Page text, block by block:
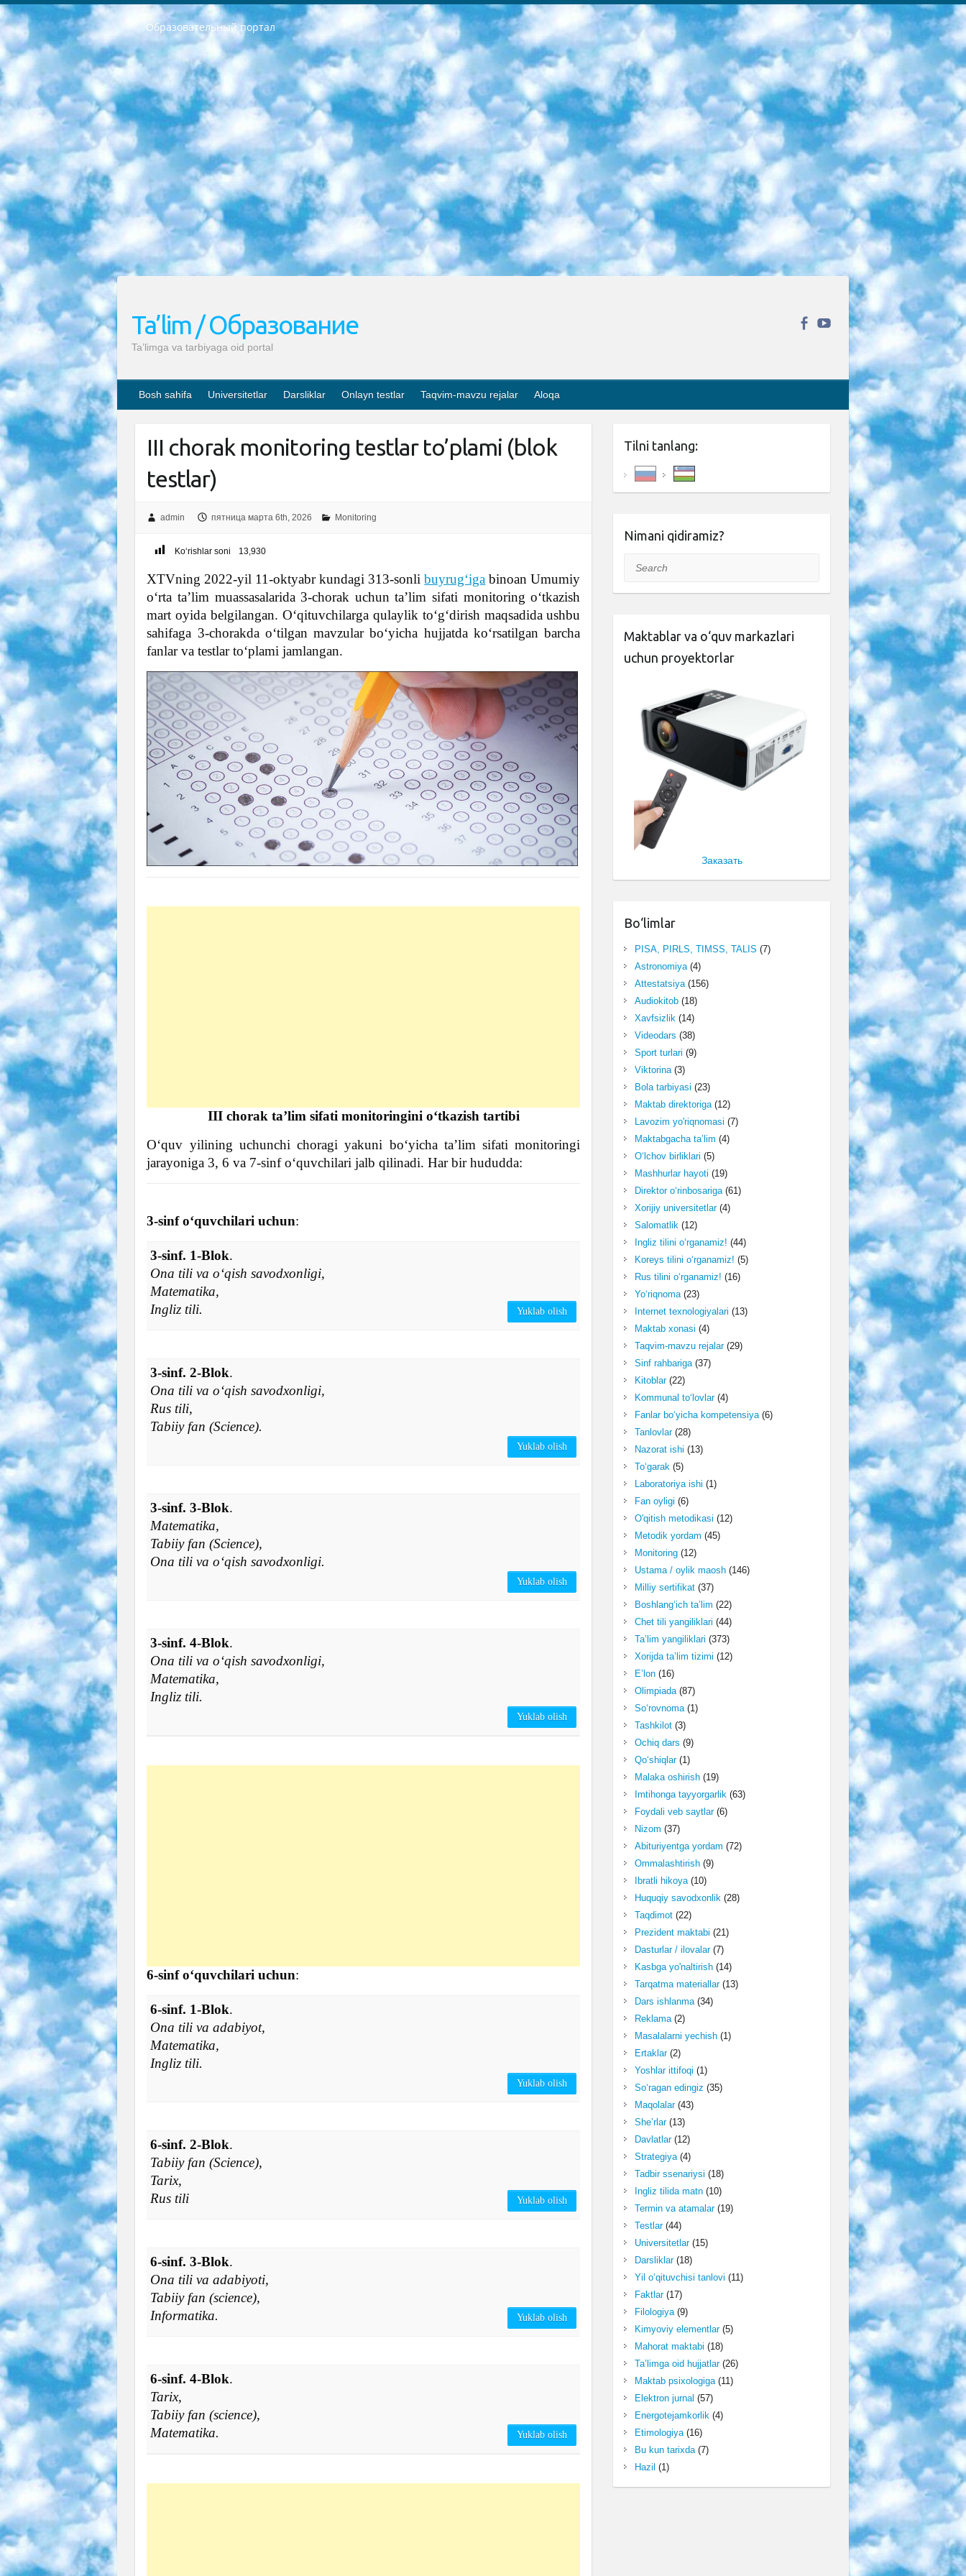
Образовательный портал
РЕСПУБЛИКА УЗБЕКИСТАН МИНИСТРЕРСТВО ДОШКОЛЬНОГО И ШКОЛЬНОГО ОБРАЗОВАНИЯ КОМАНДА в общеобразовательных учреждениях в 2023-2024 учебном году организация и проведение итоговой государственной аттестации обучающихся о Министра дошкольного и школьного образования Республики Узбекистан от 4 марта 2008 года (постановлением Минюста от 20 марта 2008 года № 1778 государственной регистрации) «Итоговое состояние учащихся общего среднего образования на основании положения об утверждении положения об аттестации общего среднего образования выпускной экзамен студентов в образовательных учреждениях в 2023-2024 учебном году В целях организации и прохождения аттестации приказываю: 1. Следующее: перечень предметов, по которым будет проводиться итоговая государственная аттестация и экзамен формы перевода согласно приложению 1; сертификаты международного образца, оценивающие уровень владения иностранными языками перечень согласно приложению 2; 2. Педагогический при специализированных образовательных учреждениях. научно-практический центр квалификации и международной оценки (Д.Давидова) 2024 г. До 25 марта: задания по предметам, по которым будет проводиться итоговая аттестация разработка и утверждение технических условий; итоговая аттестация на основании разработанного предметного задания разработка вопросов по предметам (устно и письменно), экзамен передача; общеобразовательные средние школы и специальные учебные заведения учащиеся выпускных классов школ и интернатов в агентской системе подготовка базы данных экзаменационных материалов и критериев оценки; перевод базы экзаменационных материалов на все языки обучения подать в Республиканский образовательный центр для изготовления; варианты экзаменов на основе разработанных контрольных материалов пусть будут поставлены задачи формирования. 3. Республиканский образовательный центр (Ш.Худайкулов) до 5 апреля 2024 года. до: база данных предоставленных экзаменационных материалов на все языки обучения перевод и экспертиза; для слепых, слабовидящих, глухих, слабослышащих и умственно отсталых детей учащиеся выпускных классов специализированных школ и школ-интернатов база данных экзаменационных материалов на всех преподаваемых языках подготовка критериев оценки; специализированные школы для умственно отсталых детей и технологии для учащихся выпускных классов школ-интернатов разработка соответствующих рекомендаций и критериев проведения ЕГЭ по естествознанию давать задания. 4. Педагогический при специализированных образовательных учреждениях. Научно-практический центр навыков и международной оценки (Д.Давидова), Республика образовательный центр (Худайкулов Ш.) итоговый государственный аттестационный экзамен ориентирован на творческое и логическое мышление при подготовке базы материалов учитывать введение заданий. 5. Следует отметить, что: сертификат государственного образца о знании общеобразовательного предмета и как минимум национальный уровень B1 по предметам на иностранных языках, указанным в Приложении 2. или международно признанный сертификат эквивалентного уровня студенты, изучающие определенный предмет, освобождаются от экзамена; по соответствующим предметам запланирована итоговая государственная аттестация за день до дня, путем жеребьевки Рабочей группой (в письменной форме по предметам, проводимым в форме) из числа сформированных вариантов выбрано 2 варианта; 2 выбранных варианта экзамена анонсированы на официальном сайте министерства и все выпускники по всей стране на основе этих вариантов проводит итоговую государственную аттестацию. 6. Государственное образование учащихся средних общеобразовательных учреждений. знания в соответствии с квалификационными требованиями, которые необходимо приобрести на основании стандартов итоговый (выпускной) контроль для 9 и 11 классов в целях тестирования Экзамены (далее – экзамены) состоят из предметов, перечисленных в приложении 1. будет сделано. 7. Экзамены пройдут с 26 мая по 15 июня 2024 г. (кроме науки физического воспитания). 8. Физическая для учащихся 9 классов общесредних образовательных учреждений. Экзамены по предмету «Образование, квалификация медицина» 1-6 мая 2024 года. сотрудники перевести под присмотр (с отклонениями в физическом или умственном развитии) специализированная школа для детей, школы-интернаты и со сколиозом школы-интернаты санаторного типа для больных детей исключены). 9. Он был слепым, слабовидящим и имел нарушения опорно-двигательного аппарата. экзамены в специализированных школах и интернатах для детей должны проводиться исходя из требований, предъявляемых к общеобразовательным учреждениям (физкультура кроме науки). 10. Специализированная школа для глухих и слабослышащих детей. и экзамены в интернатах и быть реализован в виде письменного теста по математике. 11. Специальность для умственно отсталых детей. Для 9 класса Родной язык и литературное письмо Государственный язык (язык обучения – узбекский). для неклассов) написано Математическое письмо Письменная/устная история Узбекистана Физическое воспитание практично Итоговый контроль Для 11 класса Написание родного языка и литературы (эссе) Математическое письмо Узбекский язык (обучение на узбекском языке) не посещающее общее среднее образование для учреждений)/Образовательное учреждение выбор письменный и устный Иностранный язык письменный/устный Письменная/устная история Узбекистана *По выбору студента:  Химия  Физика  Основы государственного права  География 10 бесплатных образовательных ресурсов - Мы составили подборку онлайн-проектов с интерактивными упражнениями, видеолекциями и статьями. Они помогут вам обрести новые и освежить старые знания бесплатно. 1. «ИНТУИТ» Старейшая образовательная площадка Рунета. Здесь вы найдёте сотни текстовых и видеокурсов на десятки различных тем — от программирования до психологии. Многие курсы подготовлены российскими университетами и крупными международными компаниями вроде Intel и Microsoft. Самостоятельное обучение бесплатное, но желающие могут оплатить услуги персональных наставников. 2. «Смартия» знакомит с актуальными профессиями и подсказывает, как им обучаться. Выбрав заинтересовавшую вас специальность — SMM-специалист, фотограф, веб-дизайнер или другую, — увидите список необходимых для неё умений. Чтобы вы могли освоить их самостоятельно, для каждого умения площадка отображает подборку ссылок на учебные материалы. Хотя «Смартия» ориентируется на русскоязычную аудиторию, часть контента всё же доступна только на английском. 3. «Лекторий Физтеха» Проект Московского физико-технического института (Физтеха). С его помощью вы можете смотреть онлайн серии лекций, записанные на видео в этом вузе. В числе доступных предметов — физика, биология, химия, информационные технологии и другие. К некоторым лекциям администрация ресурса прилагает готовые конспекты, которые можно скачивать в PDF-формате. 4. ITMOcourses Онлайн-площадка Санкт-Петербургского национального исследовательского университета информационных технологий, механики и оптики (ИТМО). Ресурс предоставляет свободный доступ к курсам, разработанным в этом вузе. Каталог материалов разбит на четыре категории: «Оптические системы и технологии», «Приборостроение и робототехника», «Информационные технологии» и «Биотехнологии». Курсы состоят из видеолекций, интерактивных демонстраций и заданий. 5. «КиберЛенинка» Электронная научная библиотека открытого доступа. Каталог площадки регулярно обрастает текстами статей из различных научных изданий. Сгруппированные по журналам и рубрикам публикации можно читать онлайн или скачивать целиком в PDF-формате. Проект нацелен на популяризацию науки за счёт открытого доступа к качественной информации. 6. «ПостНаука» На этом ресурсе публикуют подборки видеолекций, составленные экспертами из разных отраслей и объединённые общими темами. Среди них, к примеру, есть серии «Биоинформатика и геномика», «Культура средневековой Скандинавии» и Cinema Studies о теории кино. Каждая подборка лекций — логически связанная история, рассказанная экспертом от первого лица. Кроме того, на сайте появляются научно-образовательные статьи и тесты на разные темы. 7. «Newочём» Команда проекта «Newочём» отбирает самые интересные тексты из англоязычных СМИ и переводит те из них, за которые голосуют участники сообщества «ВКонтакте». По большей части это научно-популярные статьи. Редакторы придумывают лишь заголовки, в остальном содержание переводов соответствует оригиналам. Полные тексты можно читать прямо в социальной сети. 8. InternetUrok Онлайн-база материалов по основным дисциплинам школьной программы. Информация на сайте структурирована по классам, предметам и темам (урокам). Каждый урок состоит из видеолекций и конспектов. Есть также интерактивные тренажёры и тесты для закрепления пройденного материала. Даже если вы давно окончили школу, возможность повторить программу старших классов всегда может пригодиться. 9. Edutainme Ещё один ресурс об образовании. В отличие от Newtonew, как мне кажется, Edutainme больше ориентируется на представителей индустрии: педагогов, предпринимателей, разработчиков образовательных проектов. Но и любой, кто просто стремится к саморазвитию, найдёт на сайте много полезного и интересного для себя. Например, информацию о новых курсах и образовательных сервисах. 10. Newtonew Онлайн-медиа об образовании и обучении в широком смысле. Авторы Newtonew пишут об инструментах, заведениях, тактиках и стратегиях, которые помогают учить других и получать новые знания самостоятельно. На этой площадке вы найдёте новости, обзоры, аналитические мат
Ta’lim / Образование
Ta’limga va tarbiyaga oid portal
Bosh sahifa Universitetlar Darsliklar Onlayn testlar Taqvim-mavzu rejalar Aloqa
III chorak monitoring testlar to’plami (blok
testlar)
admin пятница марта 6th, 2026 Monitoring
Ko‘rishlar soni 13,930
XTVning 2022-yil 11-oktyabr kundagi 313-sonlibuyrugʻiga binoan Umumiy
oʻrta ta’lim muassasalarida 3-chorak uchun ta’lim sifati monitoring oʻtkazish
mart oyida belgilangan. Oʻqituvchilarga qulaylik toʻgʻdirish maqsadida ushbu
sahifaga 3-chorakda oʻtilgan mavzular boʻyicha hujjatda koʻrsatilgan barcha
fanlar va testlar toʻplami jamlangan.
III chorak ta’lim sifati monitoringini o‘tkazish tartibi
O‘quv yilining uchunchi choragi yakuni bo‘yicha ta’lim sifati monitoringi
jarayoniga 3, 6 va 7-sinf o‘quvchilari jalb qilinadi. Har bir hududda:
3-sinf o‘quvchilari uchun:
3-sinf. 1-Blok.
Оna tili va o‘qish savodxonligi,
Matematika,
Ingliz tili.
Yuklab olish
3-sinf. 2-Blok.
Ona tili va o‘qish savodxonligi,
Rus tili,
Tabiiy fan (Science).
Yuklab olish
3-sinf. 3-Blok.
Matematika,
Tabiiy fan (Science),
Ona tili va o‘qish savodxonligi.
Yuklab olish
3-sinf. 4-Blok.
Ona tili va o‘qish savodxonligi,
Matematika,
Ingliz tili.
Yuklab olish
6-sinf o‘quvchilari uchun:
6-sinf. 1-Blok.
Ona tili va adabiyot,
Matematika,
Ingliz tili.
Yuklab olish
6-sinf. 2-Blok.
Tabiiy fan (Science),
Tarix,
Rus tili
Yuklab olish
6-sinf. 3-Blok.
Ona tili va adabiyoti,
Tabiiy fan (science),
Informatika.
Yuklab olish
6-sinf. 4-Blok.
Tarix,
Tabiiy fan (science),
Matematika.
Yuklab olish
Tilni tanlang:
Nimani qidiramiz?
Search
Maktablar va o‘quv markazlari
uchun proyektorlar
Заказать
Bo‘limlar
PISA, PIRLS, TIMSS, TALIS (7)
Astronomiya(4)
Attestatsiya(156)
Audiokitob(18)
Xavfsizlik(14)
Videodars (38)
Sport turlari (9)
Viktorina(3)
Bola tarbiyasi (23)
Maktab direktoriga(12)
Lavozim yo'riqnomasi (7)
Maktabgacha ta’lim (4)
O‘lchov birliklari (5)
Mashhurlar hayoti (19)
Direktor o‘rinbosariga(61)
Xorijiy universitetlar(4)
Salomatlik(12)
Ingliz tilini o‘rganamiz! (44)
Koreys tilini o‘rganamiz! (5)
Rus tilini o‘rganamiz! (16)
Yo‘riqnoma(23)
Internet texnologiyalari (13)
Maktab xonasi (4)
Taqvim-mavzu rejalar(29)
Sinf rahbariga(37)
Kitoblar(22)
Kommunal to‘lovlar(4)
Fanlar bo‘yicha kompetensiya(6)
Tanlovlar(28)
Nazorat ishi (13)
To‘garak(5)
Laboratoriya ishi (1)
Fan oyligi (6)
O'qitish metodikasi (12)
Metodik yordam (45)
Monitoring(12)
Ustama / oylik maosh(146)
Milliy sertifikat(37)
Boshlang‘ich ta’lim (22)
Chet tili yangiliklari (44)
Ta’lim yangiliklari (373)
Xorijda ta’lim tizimi (12)
E’lon(16)
Olimpiada(87)
So‘rovnoma(1)
Tashkilot(3)
Ochiq dars (9)
Qo‘shiqlar(1)
Malaka oshirish(19)
Imtihonga tayyorgarlik(63)
Foydali veb saytlar(6)
Nizom (37)
Abituriyentga yordam (72)
Ommalashtirish(9)
Ibratli hikoya(10)
Huquqiy savodxonlik(28)
Taqdimot(22)
Prezident maktabi (21)
Dasturlar / ilovalar(7)
Kasbga yo'naltirish(14)
Tarqatma materiallar(13)
Dars ishlanma(34)
Reklama(2)
Masalalarni yechish(1)
Ertaklar(2)
Yoshlar ittifoqi (1)
So‘ragan edingiz (35)
Maqolalar(43)
She’rlar(13)
Davlatlar(12)
Strategiya(4)
Tadbir ssenariysi (18)
Ingliz tilida matn(10)
Termin va atamalar(19)
Testlar(44)
Universitetlar(15)
Darsliklar(18)
Yil o‘qituvchisi tanlovi (11)
Faktlar(17)
Filologiya(9)
Kimyoviy elementlar(5)
Mahorat maktabi (18)
Ta’limga oid hujjatlar(26)
Maktab psixologiga(11)
Elektron jurnal (57)
Energotejamkorlik(4)
Etimologiya(16)
Bu kun tarixda(7)
Hazil (1)